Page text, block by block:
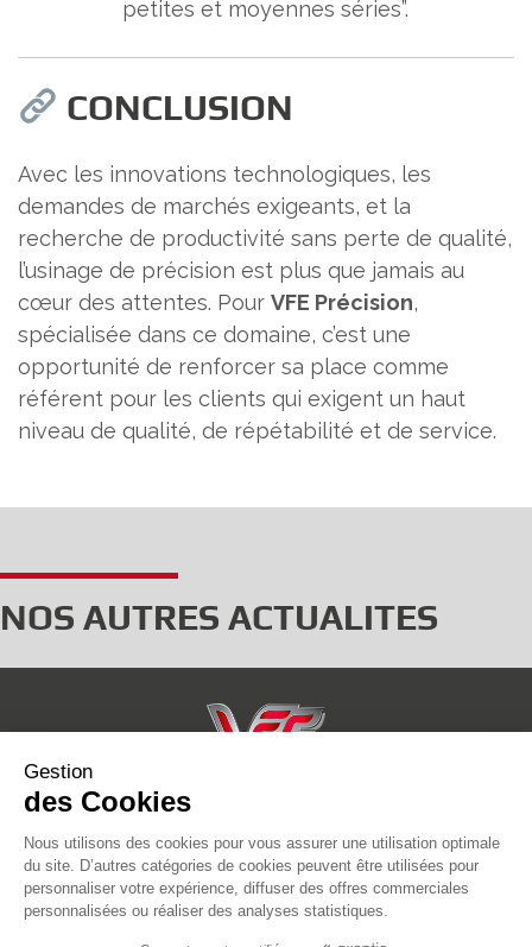
petites et moyennes séries”.
CONCLUSION
Avec les innovations technologiques, les
demandes de marchés exigeants, et la
recherche de productivité sans perte de qualité,
l’usinage de précision est plus que jamais au
cœur des attentes. Pour VFE Précision,
spécialisée dans ce domaine, c’est une
opportunité de renforcer sa place comme
référent pour les clients qui exigent un haut
niveau de qualité, de répétabilité et de service.
NOS AUTRES ACTUALITES
50000 SAINT-LÔ
02 33 57 52 33
Gestion
des Cookies
Nous utilisons des cookies pour vous assurer une utilisation optimale
du site. D’autres catégories de cookies peuvent être utilisées pour
personnaliser votre expérience, diffuser des offres commerciales
personnalisées ou réaliser des analyses statistiques.